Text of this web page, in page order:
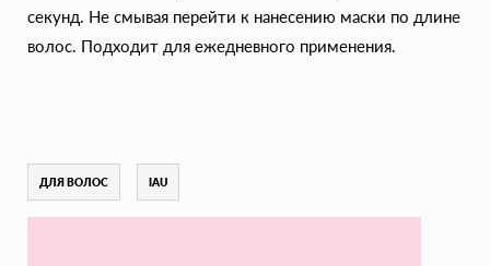
секунд. Не смывая перейти к нанесению маски по длине
волос. Подходит для ежедневного применения.
ДЛЯ ВОЛОС IAU